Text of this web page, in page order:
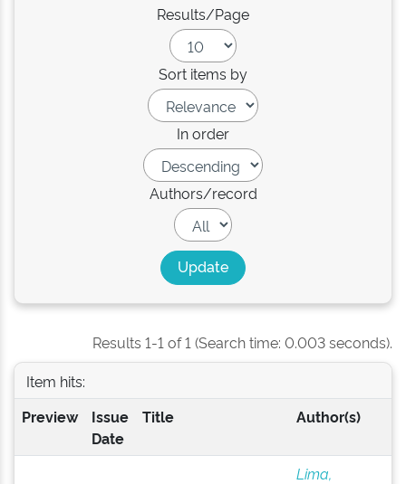
Results/Page
Sort items by
In order
Authors/record
Results 1-1 of 1 (Search time: 0.003 seconds).
Item hits:
Preview
Issue
Date
Title Author(s)
Lima,